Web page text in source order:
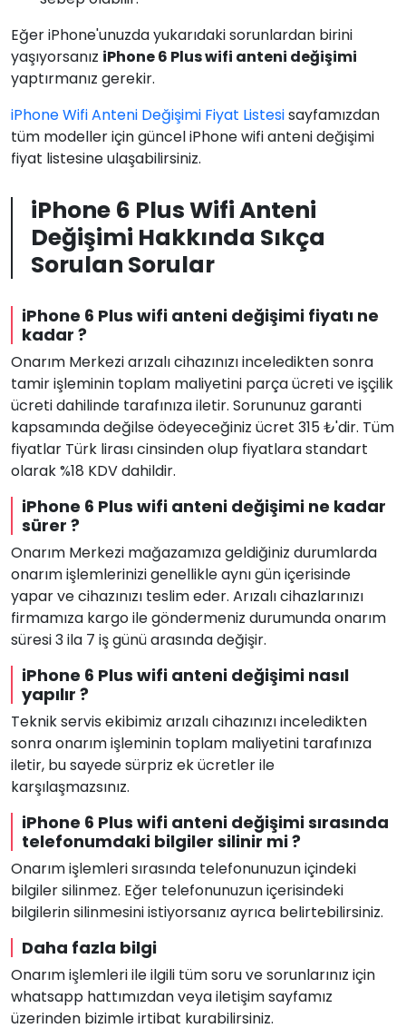
Eğer iPhone'unuzda yukarıdaki sorunlardan birini
yaşıyorsanız iPhone 6 Plus wifi anteni değişimi
yaptırmanız gerekir.
iPhone Wifi Anteni Değişimi Fiyat Listesisayfamızdan
tüm modeller için güncel iPhone wifi anteni değişimi
fiyat listesine ulaşabilirsiniz.
iPhone 6 Plus Wifi Anteni
Değişimi Hakkında Sıkça
Sorulan Sorular
iPhone 6 Plus wifi anteni değişimi fiyatı ne
kadar ?
Onarım Merkezi arızalı cihazınızı inceledikten sonra
tamir işleminin toplam maliyetini parça ücreti ve işçilik
ücreti dahilinde tarafınıza iletir. Sorununuz garanti
kapsamında değilse ödeyeceğiniz ücret 315 ₺'dir. Tüm
fiyatlar Türk lirası cinsinden olup fiyatlara standart
olarak %18 KDV dahildir.
iPhone 6 Plus wifi anteni değişimi ne kadar
sürer ?
Onarım Merkezi mağazamıza geldiğiniz durumlarda
onarım işlemlerinizi genellikle aynı gün içerisinde
yapar ve cihazınızı teslim eder. Arızalı cihazlarınızı
firmamıza kargo ile göndermeniz durumunda onarım
süresi 3 ila 7 iş günü arasında değişir.
iPhone 6 Plus wifi anteni değişimi nasıl
yapılır ?
Teknik servis ekibimiz arızalı cihazınızı inceledikten
sonra onarım işleminin toplam maliyetini tarafınıza
iletir, bu sayede sürpriz ek ücretler ile
karşılaşmazsınız.
iPhone 6 Plus wifi anteni değişimi sırasında
telefonumdaki bilgiler silinir mi ?
Onarım işlemleri sırasında telefonunuzun içindeki
bilgiler silinmez. Eğer telefonunuzun içerisindeki
bilgilerin silinmesini istiyorsanız ayrıca belirtebilirsiniz.
Daha fazla bilgi
Onarım işlemleri ile ilgili tüm soru ve sorunlarınız için
whatsapp hattımızdan veya iletişim sayfamız
üzerinden bizimle irtibat kurabilirsiniz.